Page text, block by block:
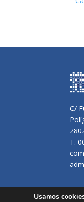
C/
T.
Usamos